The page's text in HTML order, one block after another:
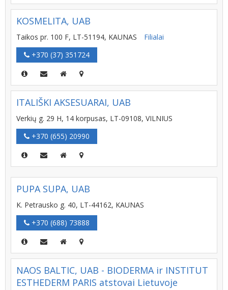
KOSMELITA, UAB
Taikos pr. 100 F, LT-51194, KAUNAS
Filialai
+370 (37) 351724
ITALIŠKI AKSESUARAI, UAB
Verkių g. 29 H, 14 korpusas, LT-09108, VILNIUS
+370 (655) 20990
PUPA SUPA, UAB
K. Petrausko g. 40, LT-44162, KAUNAS
+370 (688) 73888
NAOS BALTIC, UAB - BIODERMA ir INSTITUT
ESTHEDERM PARIS atstovai Lietuvoje